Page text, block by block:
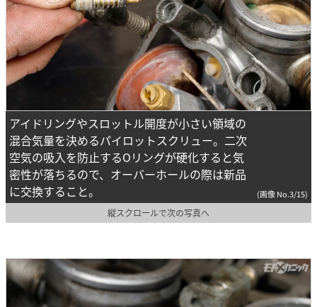
アイドリングやスロットル開度が小さい領域の
混合気量を決めるパイロットスクリュー。二次
空気の吸入を防止するOリングが硬化すると気
密性が落ちるので、オーバーホールの際は新品
に交換すること。
(画像 No.3/15)
縦スクロールで次の写真へ